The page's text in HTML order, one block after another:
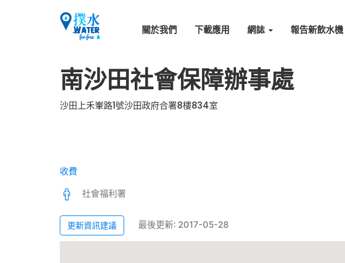
關於我們 下載應用 網誌 報告新飲水機
南沙田社會保障辦事處
沙田上禾輋路1號沙田政府合署8樓834室
收費
社會福利署
更新資訊建議 最後更新: 2017-05-28